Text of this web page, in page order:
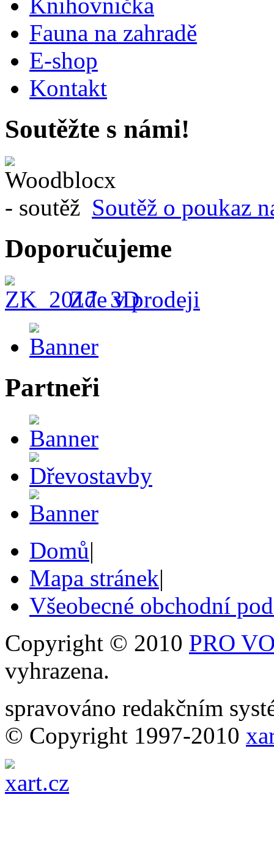
Knihovnička
Fauna na zahradě
E-shop
Kontakt
Soutěžte s námi!
Soutěž o poukaz
Doporučujeme
Zde v prodeji
Partneři
Domů|
Mapa stránek|
Všeobecné obchodní
Copyright © 2010 PRO
vyhrazena.
spravováno redakčním
© Copyright 1997-2010